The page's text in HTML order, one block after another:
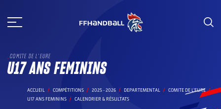
au
COMITE DE L'EURE
U17 ANS FEMININS
ACCUEIL COMPÉTITIONS 2025 - 2026 DEPARTEMENTAL
COMITE DE L'EURE
U17 ANS FEMININS
CALENDRIER & RÉSULTATS